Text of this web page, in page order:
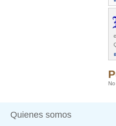
Quienes somos